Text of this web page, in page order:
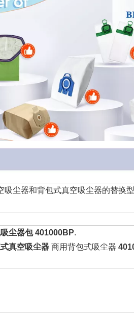
吸尘器和背包式真空吸尘器的替换
尘器包 401000BP.
真空吸尘器 商用背包式吸尘器